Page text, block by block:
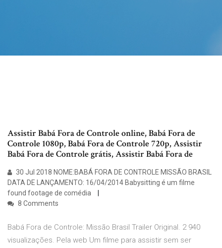
Assistir Babá Fora de Controle online, Babá Fora de
Controle 1080p, Babá Fora de Controle 720p, Assistir
Babá Fora de Controle grátis, Assistir Babá Fora de
30 Jul 2018 NOME:BABÁ FORA DE CONTROLE MISSÃO BRASIL
DATA DE LANÇAMENTO: 16/04/2014 Babysitting é um filme
found footage de comédia
8 Comments
Babá Fora de Controle: Missão Brasil Trailer Original. 2 940
visualizações. Pela web Um filme para assistir sem ser